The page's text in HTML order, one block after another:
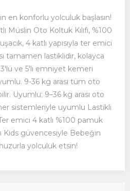
en konforlu yolculuk başlasın!
Müslin Oto Koltuk Kılıfı, %100
4 katlı yapısıyla ter emici
tamamen lastiklidir, kolayca
3'lü ve 5'li emniyet kemeri
9-36 kg arası tüm oto
Uyumlu: 9–36 kg arası oto
sistemleriyle uyumlu Lastikli
emici 4 katlı %100 pamuk
Kids güvencesiyle Bebeğin
yolculuk etsin!